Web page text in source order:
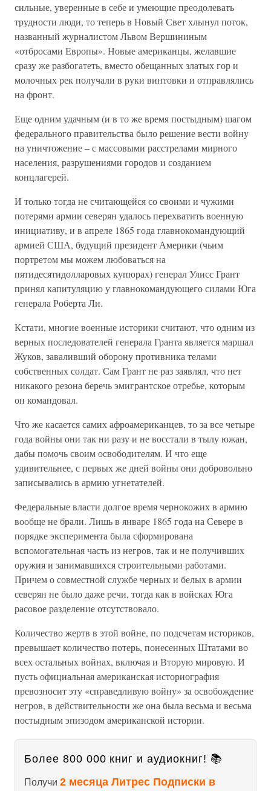
сильные, уверенные в себе и умеющие преодолевать
трудности люди, то теперь в Новый Свет хлынул поток,
названный журналистом Львом Вершининым
«отбросами Европы». Новые американцы, желавшие
сразу же разбогатеть, вместо обещанных златых гор и
молочных рек получали в руки винтовки и отправлялись
на фронт.
Еще одним удачным (и в то же время постыдным) шагом
федерального правительства было решение вести войну
на уничтожение – с массовыми расстрелами мирного
населения, разрушениями городов и созданием
концлагерей.
И только тогда не считающейся со своими и чужими
потерями армии северян удалось перехватить военную
инициативу, и в апреле 1865 года главнокомандующий
армией США, будущий президент Америки (чьим
портретом мы можем любоваться на
пятидесятидолларовых купюрах) генерал Улисс Грант
принял капитуляцию у главнокомандующего силами Юга
генерала Роберта Ли.
Кстати, многие военные историки считают, что одним из
верных последователей генерала Гранта является маршал
Жуков, заваливший оборону противника телами
собственных солдат. Сам Грант не раз заявлял, что нет
никакого резона беречь эмигрантское отребье, которым
он командовал.
Что же касается самих афроамериканцев, то за все четыре
года войны они так ни разу и не восстали в тылу южан,
дабы помочь своим освободителям. И что еще
удивительнее, с первых же дней войны они добровольно
записывались в армию угнетателей.
Федеральные власти долгое время чернокожих в армию
вообще не брали. Лишь в январе 1865 года на Севере в
порядке эксперимента была сформирована
вспомогательная часть из негров, так и не получивших
оружия и занимавшихся строительными работами.
Причем о совместной службе черных и белых в армии
северян не было даже речи, тогда как в войсках Юга
расовое разделение отсутствовало.
Количество жертв в этой войне, по подсчетам историков,
превышает количество потерь, понесенных Штатами во
всех остальных войнах, включая и Вторую мировую. И
пусть официальная американская историография
превозносит эту «справедливую войну» за освобождение
негров, в действительности же она была весьма и весьма
постыдным эпизодом американской истории.
Более 800 000 книг и аудиокниг! 📚
Получи 2 месяца Литрес Подписки в